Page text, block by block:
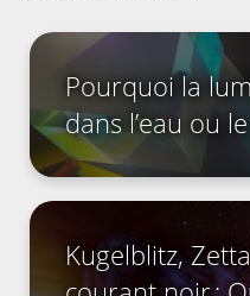
Pourquoi la
dans l’eau ou
Kugelblitz,